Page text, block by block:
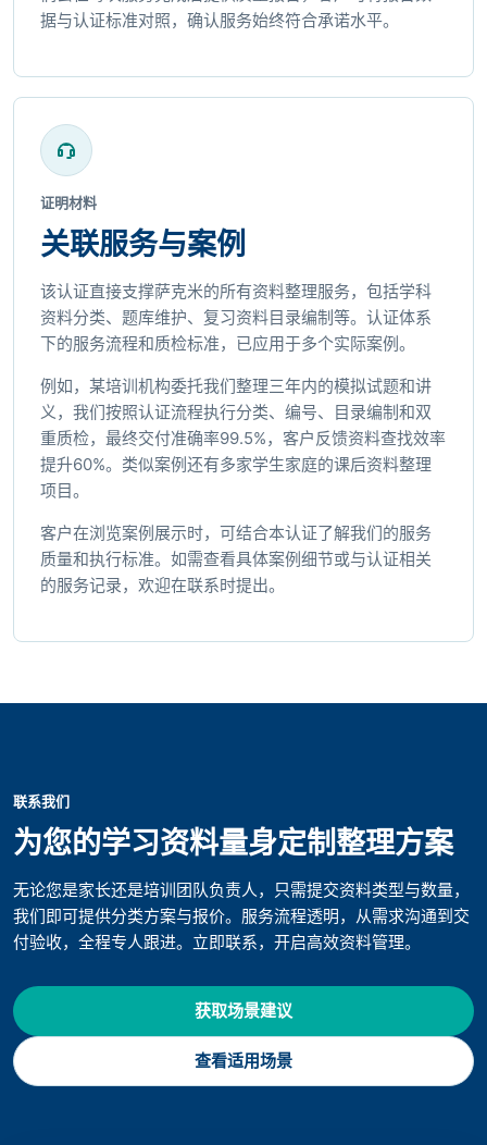
据与认证标准对照，确认服务始终符合承诺水平。
证明材料
关联服务与案例
该认证直接支撑萨克米的所有资料整理服务，包括学科
资料分类、题库维护、复习资料目录编制等。认证体系
下的服务流程和质检标准，已应用于多个实际案例。
例如，某培训机构委托我们整理三年内的模拟试题和讲
义，我们按照认证流程执行分类、编号、目录编制和双
重质检，最终交付准确率99.5%，客户反馈资料查找效率
提升60%。类似案例还有多家学生家庭的课后资料整理
项目。
客户在浏览案例展示时，可结合本认证了解我们的服务
质量和执行标准。如需查看具体案例细节或与认证相关
的服务记录，欢迎在联系时提出。
联系我们
为您的学习资料量身定制整理方案
无论您是家长还是培训团队负责人，只需提交资料类型与数量，
我们即可提供分类方案与报价。服务流程透明，从需求沟通到交
付验收，全程专人跟进。立即联系，开启高效资料管理。
获取场景建议
查看适用场景